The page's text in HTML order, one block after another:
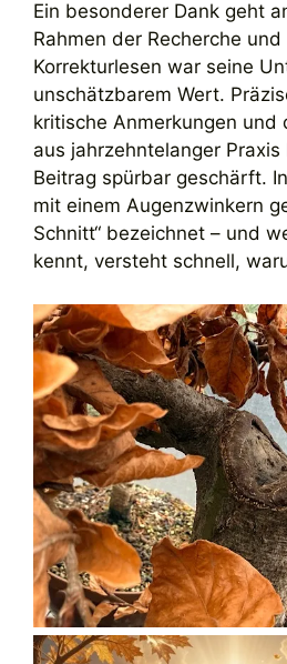
Ein besonderer Dank geht
Rahmen der Recherche
Korrekturlesen war seine
unschätzbarem Wert.
kritische Anmerkungen und
aus jahrzehntelanger
Beitrag spürbar geschärft.
mit einem Augenzwinkern
Schnitt“ bezeichnet – und
kennt, versteht schnell,